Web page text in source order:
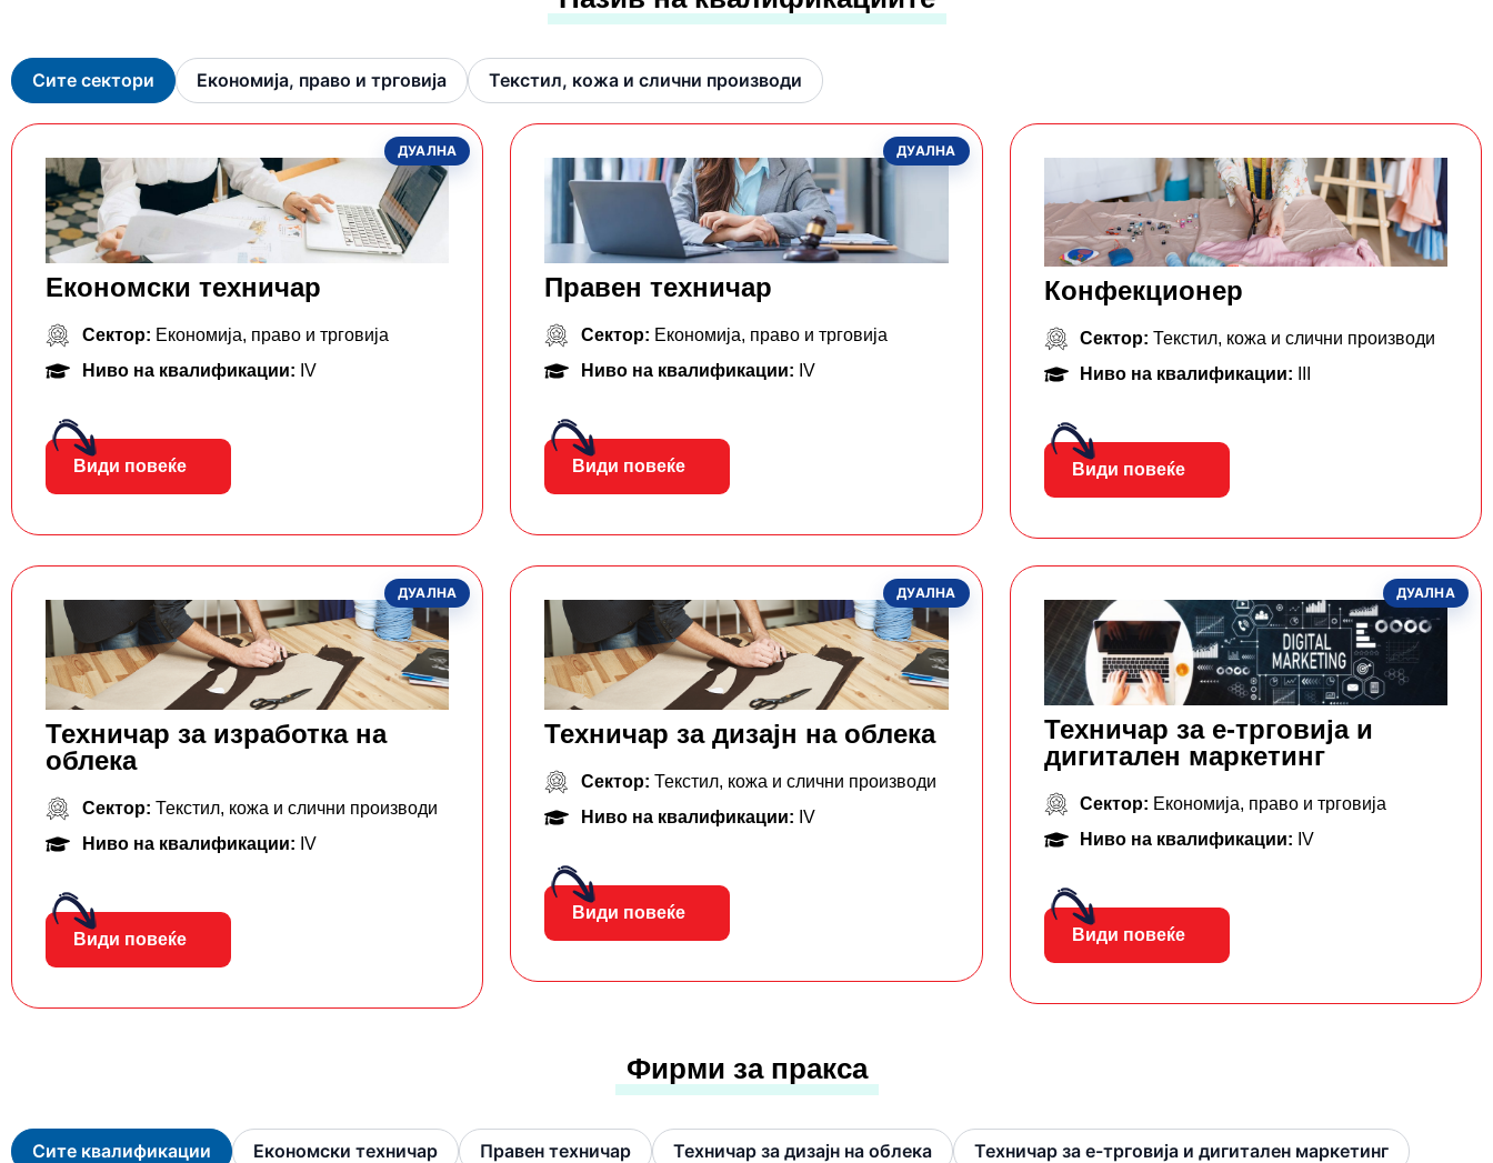
Сите сектори Економија, право и трговија Текстил, кожа и слични производи
ДУАЛНА
Економски техничар
Сектор: Економија, право и трговија
Ниво на квалификации: IV
Види повеќе
ДУАЛНА
Правен техничар
Сектор: Економија, право и трговија
Ниво на квалификации: IV
Види повеќе
Конфекционер
Сектор:Текстил, кожа и слични производи
Ниво на квалификации:
Види повеќе
ДУАЛНА
Техничар за изработка на
облека
Сектор: Текстил, кожа и слични производи
Ниво на квалификации: IV
Види повеќе
ДУАЛНА
Техничар за дизајн на облека
Сектор: Текстил, кожа и слични производи
Ниво на квалификации: IV
Види повеќе
ДУАЛНА
Техничар за е-трговија и
дигитален маркетинг
Сектор: Економија, право и трговија
Ниво на квалификации: IV
Види повеќе
Фирми за пракса
Сите квалификации Економски техничар Правен техничар Техничар за дизајн на облека Техничар за е-трговија и дигитален маркетинг